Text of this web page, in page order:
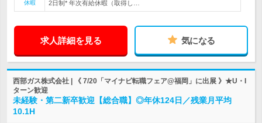
休暇
2日制* 年次有給休暇（取得し…
求人詳細を見る 気になる
西部ガス株式会社 | 《 7/20「マイナビ転職フェア@福岡」に出展 》★U・I
ターン歓迎
未経験・第二新卒歓迎【総合職】◎年休124日／残業月平均
10.1H